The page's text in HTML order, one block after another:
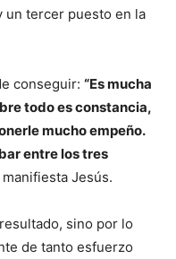
un tercer puesto en la
conseguir: “Es mucha
todo es constancia,
mucho empeño.
entre los tres
manifiesta Jesús.
sino por lo
de tanto esfuerzo